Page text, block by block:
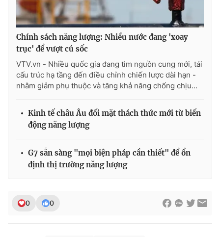
Chính sách năng lượng: Nhiều nước đang 'xoay
trục' để vượt cú sốc
VTV.vn - Nhiều quốc gia đang tìm nguồn cung mới, tái
cấu trúc hạ tầng đến điều chỉnh chiến lược dài hạn -
nhằm giảm phụ thuộc và tăng khả năng chống chịu...
Kinh tế châu Âu đối mặt thách thức mới từ biến
động năng lượng
G7 sẵn sàng "mọi biện pháp cần thiết" để ổn
định thị trường năng lượng
0 0